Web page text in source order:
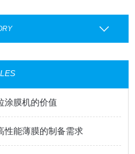
涂膜机的价值
性能薄膜的制备需求